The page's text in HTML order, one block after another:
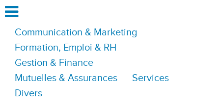
Communication & Marketing
Formation, Emploi & RH
Gestion & Finance
Mutuelles & Assurances
Services
Divers